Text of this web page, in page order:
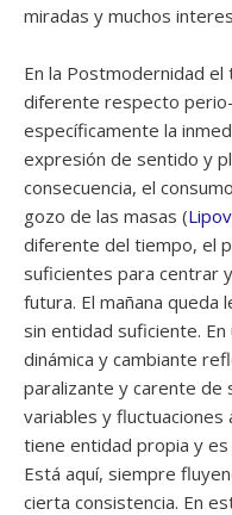
miradas y muchos
En la Postmodernidad
diferente respecto
específicamente la
expresión de sentido y
consecuencia, el
gozo de las masas (
diferente del tiempo, el
suficientes para centrar
futura. El mañana queda
sin entidad suficiente.
dinámica y cambiante
paralizante y carente de
variables y fluctuaciones
tiene entidad propia y
Está aquí, siempre
cierta consistencia. En